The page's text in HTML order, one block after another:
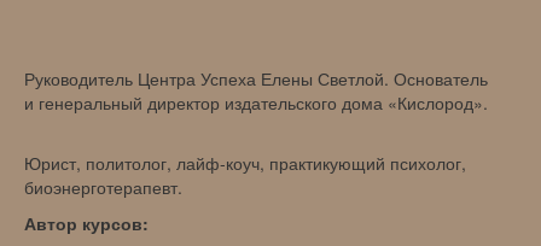
Руководитель Центра Успеха Елены Светлой. Основатель
и генеральный директор издательского дома «Кислород».
Юрист, политолог, лайф-коуч, практикующий психолог,
биоэнерготерапевт.
Автор курсов: